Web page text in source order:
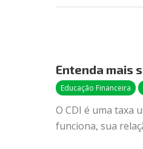
Entenda mais
Educação Financeira
O CDI é uma taxa
funciona, sua
sobre
CDI
suas
aplicações